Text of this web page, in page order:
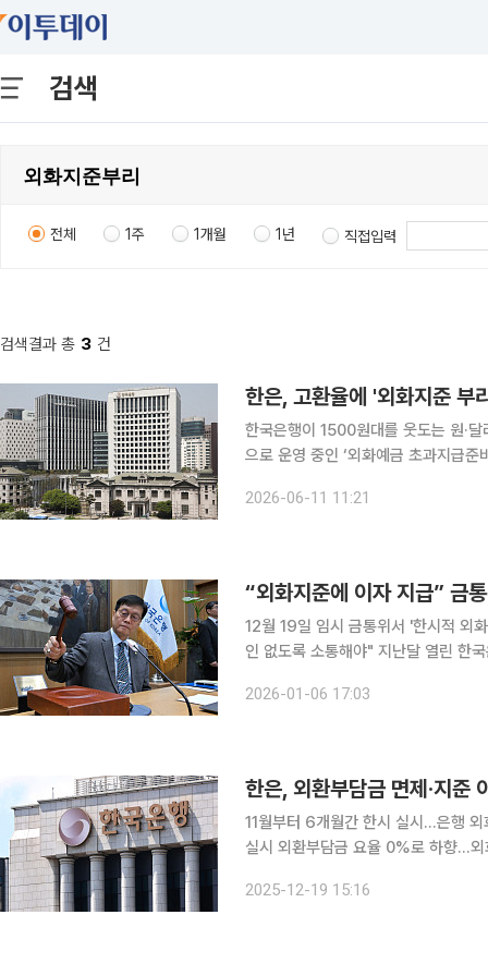
검색
전체 1주 1개월 1년 직접입력
검색결과 총 3 건
한은, 고환율에 '외화지준
한국은행이 1500원대를 웃도는 원·
으로 운영 중인 ‘외화예금 초과지급
실시 연장 방안을 의결했다. 당초 이
2026-06-11 11:21
12월 19일 임시 금통위서 '한시적 외
인 없도록 소통해야" 지난달 열린 한국은행 임시 금융통화위원회에서 한 금통위원이 국내 정부ㆍ기
은이 6일 공개한 ‘제24차 금융통화위
2026-01-06 17:03
한은, 외환부담금 면제·지준
11월부터 6개월간 한시 실시...은행
실시 외환부담금 요율 0%로 하향...
이자를 지급하기로 했다. 최근 환율
2025-12-19 15:16